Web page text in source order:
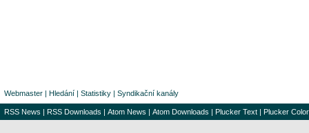
Webmaster | Hledání | Statistiky | Syndikační kanály
RSS News | RSS Downloads | Atom News | Atom Downloads | Plucker Text | Plucker Color